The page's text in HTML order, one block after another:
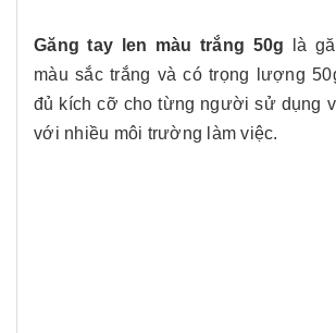
Găng tay len màu trắng 50g
là
màu sắc trắng và có trọng lượng
đủ kích cỡ cho từng người sử dụng
với nhiều môi trường làm việc.